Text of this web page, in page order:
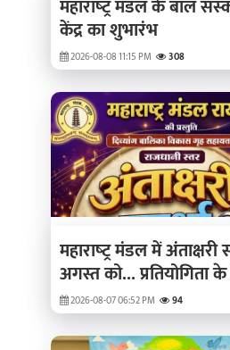
महाराष्‍ट्र मंडल के बाल
केंद्र का शुभारंभ
2026-08-08 11:15 PM 308
महाराष्‍ट्र मंडल में अंताक्षरी
अगस्त को... प्रतियोगिता
सभी 36 टीमें फाइनल
2026-08-07 06:52 PM 94